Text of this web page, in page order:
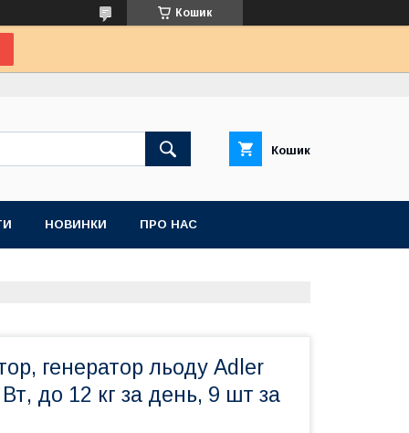
Кошик
Кошик
НОВИНКИ ПРО НАС
генератор льоду Adler
до 12 кг за день, 9 шт за